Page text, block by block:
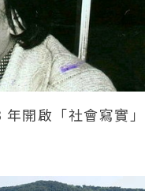
開啟「社會寫實」